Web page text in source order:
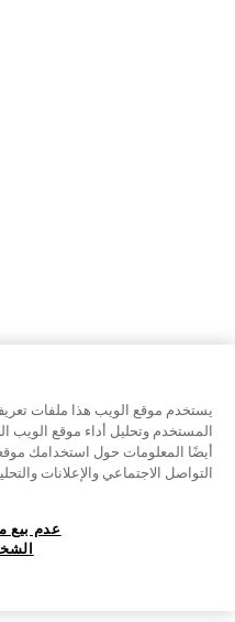
يستخدم موقع الويب هذا ملفات
المستخدم وتحليل أداء موقع الويب
أيضًا المعلومات حول استخدامك
التواصل الاجتماعي والإعلانات
عدم بيع